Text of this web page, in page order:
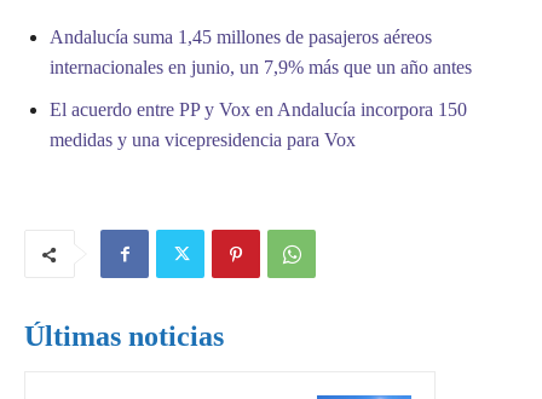
Andalucía suma 1,45 millones de pasajeros aéreos
internacionales en junio, un 7,9% más que un año antes
El acuerdo entre PP y Vox en Andalucía incorpora 150
medidas y una vicepresidencia para Vox
Últimas noticias